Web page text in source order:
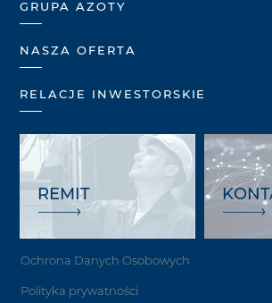
GRUPA AZOTY
NASZA OFERTA
RELACJE INWESTORSKIE
REMIT
Ochrona Danych Osobowych
Polityka prywatności